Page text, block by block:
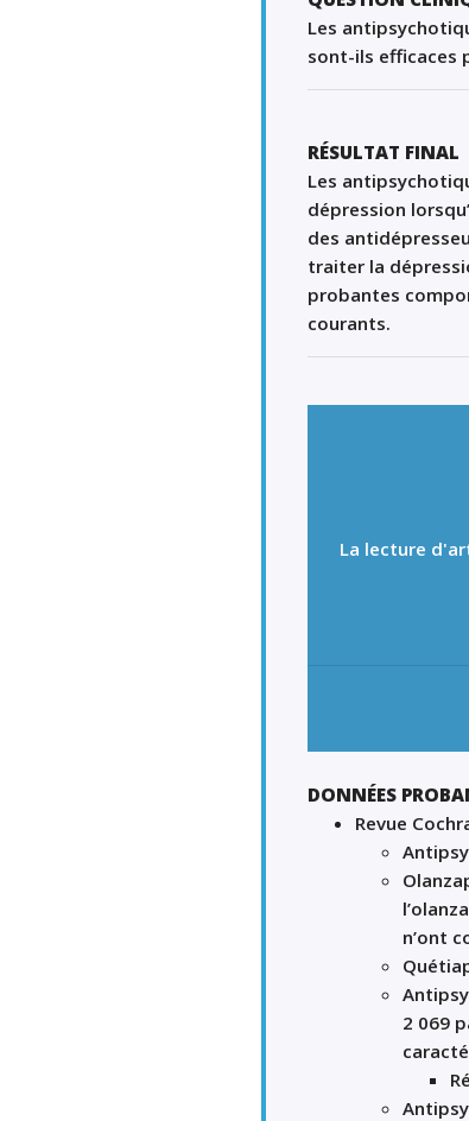
Les
sont-ils efficaces
RÉSULTAT FINAL
Les
dépression
des
traiter la
probantes
courants.
La lecture
DONNÉES
Revue
n’ont
2 069